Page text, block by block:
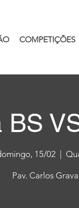
COMPETIÇÕES
BS
15/02
  |